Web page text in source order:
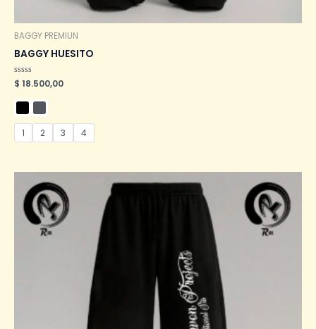
BAGGY PREMIUN
BAGGY HUESITO
Valorado
en
0
de
5
$ 18.500,00
1 2 3 4